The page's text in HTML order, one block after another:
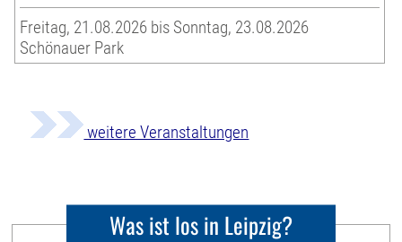
Freitag, 21.08.2026 bis Sonntag, 23.08.2026
Schönauer Park
weitere Veranstaltungen
Was ist los in Leipzig?